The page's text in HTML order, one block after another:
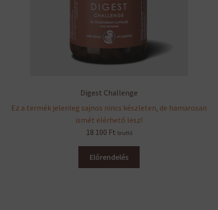
Digest Challenge
Ez a termék jelenleg sajnos nincs készleten, de hamarosan
ismét elérhető lesz!
18 100 Ft bruttó
Előrendelés